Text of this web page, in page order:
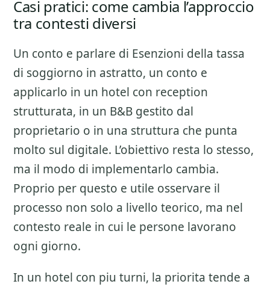
Casi pratici: come cambia l’approccio
tra contesti diversi
Un conto e parlare di Esenzioni della tassa
di soggiorno in astratto, un conto e
applicarlo in un hotel con reception
strutturata, in un B&B gestito dal
proprietario o in una struttura che punta
molto sul digitale. L’obiettivo resta lo stesso,
ma il modo di implementarlo cambia.
Proprio per questo e utile osservare il
processo non solo a livello teorico, ma nel
contesto reale in cui le persone lavorano
ogni giorno.
In un hotel con piu turni, la priorita tende a